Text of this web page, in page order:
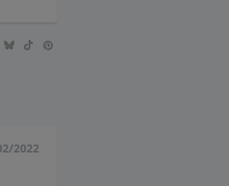
2022